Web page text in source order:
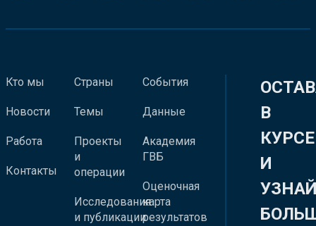
Кто мы
Новости
Работа
Контакты
Страны
Темы
Проекты
и
операции
Исследования
и публикации
События
Данные
Академия
ГВБ
Оценочная
карта
результатов
В
КУРСЕ
И